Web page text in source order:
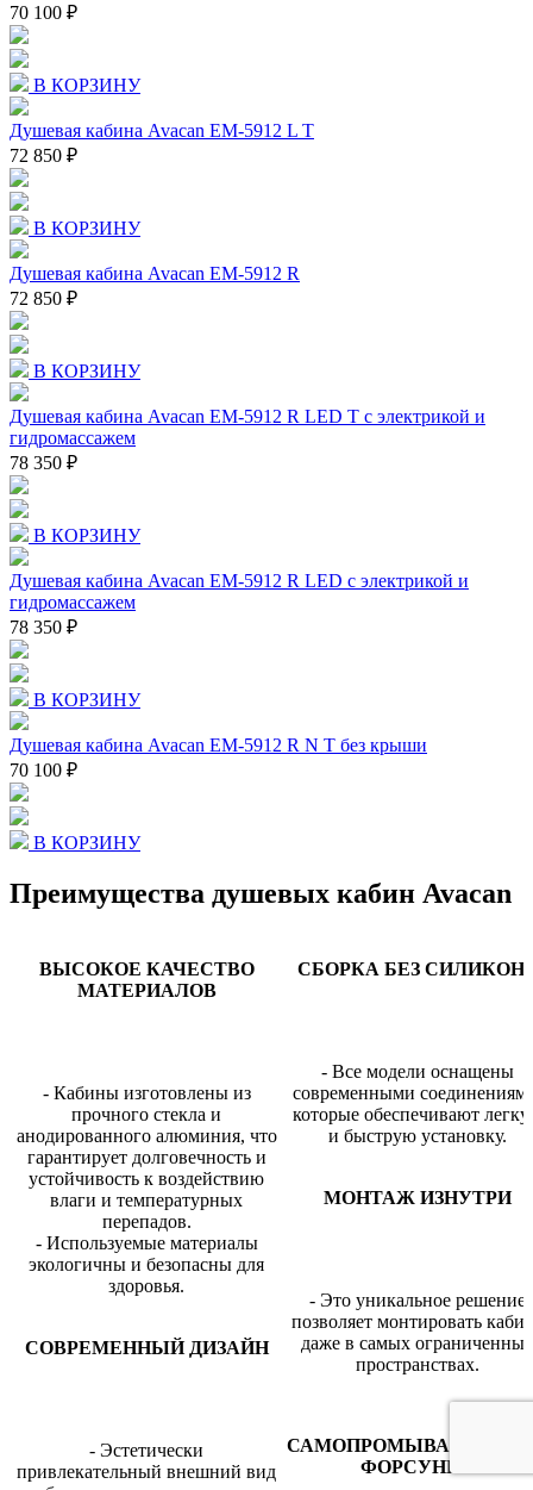
70 100 ₽
В КОРЗИНУ
Душевая кабина Avacan EM-5912 L T
72 850 ₽
В КОРЗИНУ
Душевая кабина Avacan EM-5912 R
72 850 ₽
В КОРЗИНУ
Душевая кабина Avacan EM-5912 R LED T с электрикой и
гидромассажем
78 350 ₽
В КОРЗИНУ
Душевая кабина Avacan EM-5912 R LED с электрикой и
гидромассажем
78 350 ₽
В КОРЗИНУ
Душевая кабина Avacan EM-5912 R N T без крыши
70 100 ₽
В КОРЗИНУ
Преимущества душевых кабин Avacan
ВЫСОКОЕ КАЧЕСТВО
МАТЕРИАЛОВ
- Кабины изготовлены из
прочного стекла и
анодированного алюминия, что
гарантирует долговечность и
устойчивость к воздействию
влаги и температурных
перепадов.
- Используемые материалы
экологичны и безопасны для
здоровья.
СОВРЕМЕННЫЙ ДИЗАЙН
- Эстетически
привлекательный внешний вид
СБОРКА БЕЗ
- Все модели оснащены
современными
которые обеспечивают
и быструю установку.
МОНТАЖ ИЗНУТРИ
- Это уникальное решение
позволяет монтировать
даже в самых ограниченных
пространствах.
ФОРСУНКИ